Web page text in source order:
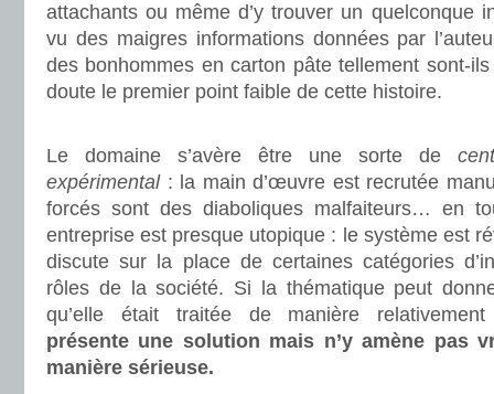
attachants ou même d’y trouver un quelconque
vu des maigres informations données par
des bonhommes en carton pâte tellement sont-ils
doute le premier point faible de cette histoire.
Le domaine s’avère être une sorte de
expérimental: la main d’œuvre est recrutée
forcés sont des diaboliques malfaiteurs… en
entreprise est presque utopique : le système est
discute sur la place de certaines catégories
rôles de la société. Si la thématique peut
qu’elle était traitée de manière
présente une solution mais n’y amène pas
manière sérieuse.